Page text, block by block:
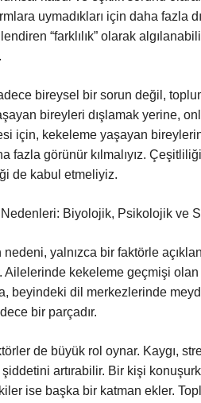
uymadıkları için daha fazla
“farklılık” olarak
bireysel bir sorun değil,
bireyleri dışlamak yerine,
için, kekeleme yaşayan
fazla görünür kılmalıyız.
de kabul etmeliyiz.
Biyolojik, Psikolojik ve
yalnızca bir faktörle
kekeleme geçmişi olan
beyindeki dil merkezlerinde
bir parçadır.
de büyük rol oynar. Kaygı,
artırabilir. Bir kişi
ise başka bir katman ekler.